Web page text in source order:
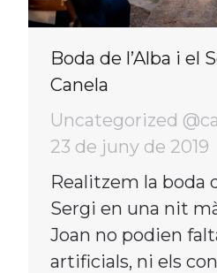
Boda de l’Alba i el
Canela
Uncategorized @ca
23 de juny de 2019
Realitzem la boda
Sergi en una nit
Joan no podien
artificials, ni els